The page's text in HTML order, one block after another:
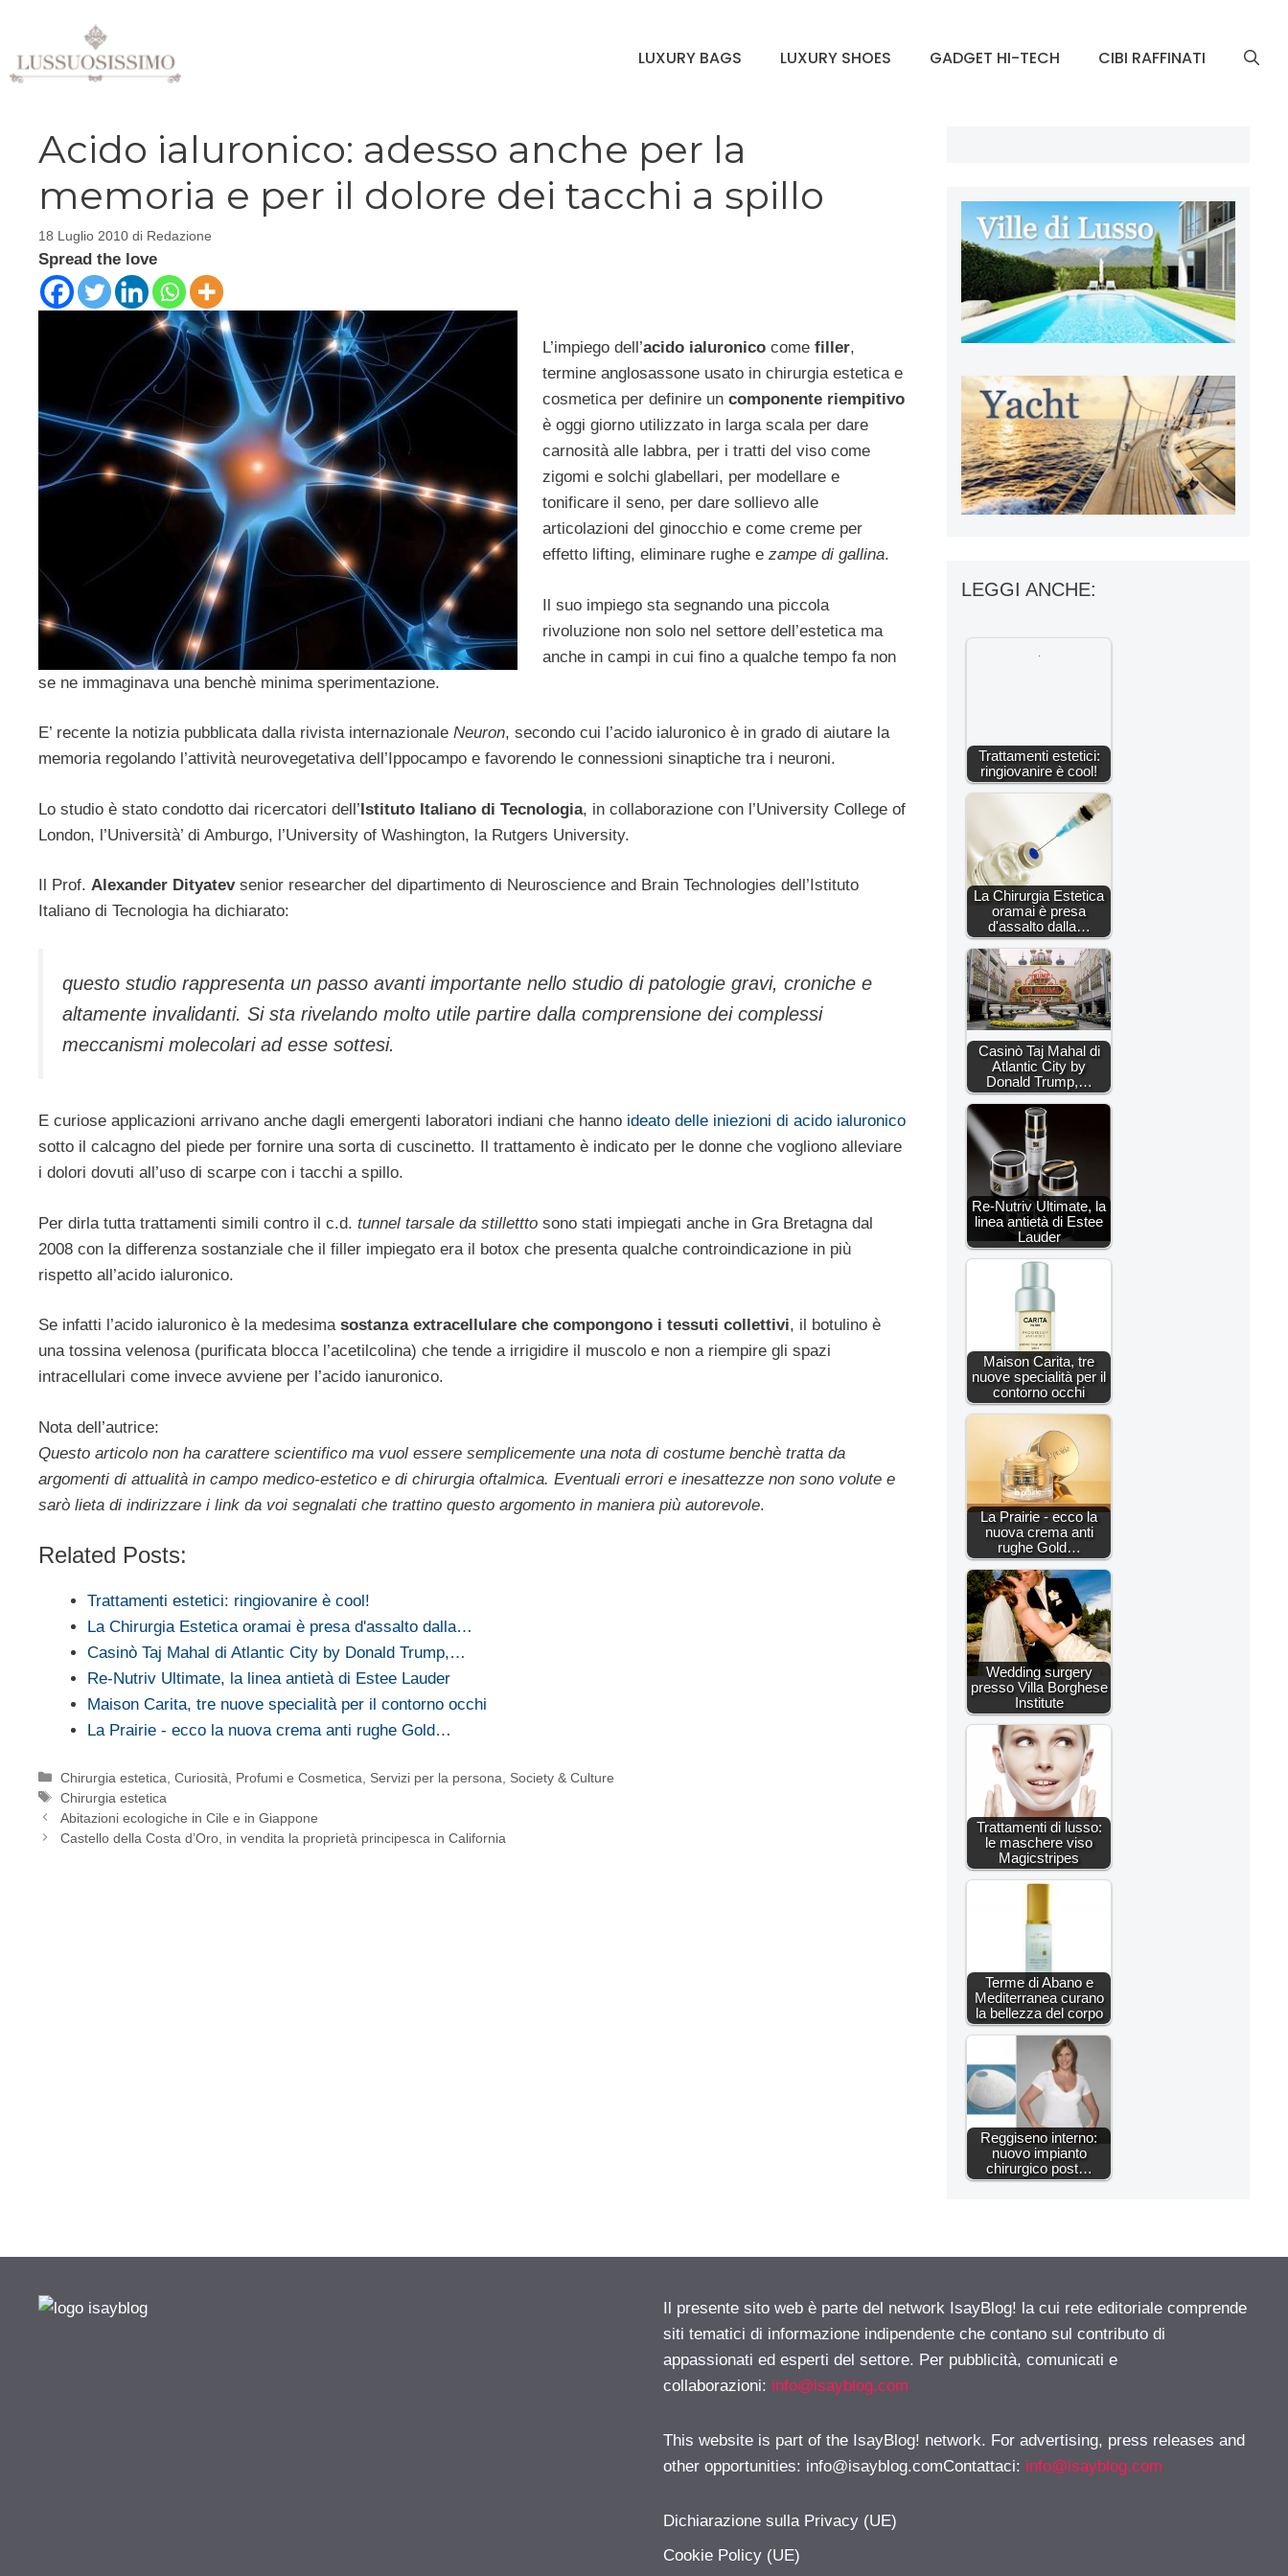
contenuto
LUXURY BAGS LUXURY SHOES GADGET HI-TECH CIBI RAFFINATI
Acido ialuronico: adesso anche per la
memoria e per il dolore dei tacchi a spillo
18 Luglio 2010 di Redazione
Spread the love
L’impiego dell’acido ialuronicocome filler,
termine anglosassone usato in chirurgia estetica e
cosmetica per definire un componente riempitivo
è oggi giorno utilizzato in larga scala per dare
carnosità alle labbra, per i tratti del viso come
zigomi e solchi glabellari, per modellare e
tonificare il seno, per dare sollievo alle
articolazioni del ginocchio e come creme per
effetto lifting, eliminare rughe e zampe di gallina.
Il suo impiego sta segnando una piccola
rivoluzione non solo nel settore dell’estetica ma
anche in campi in cui fino a qualche tempo fa non
se ne immaginava una benchè minima sperimentazione.
E’ recente la notizia pubblicata dalla rivista internazionale Neuron, secondo cui l’acido ialuronico è in grado di aiutare la
memoria regolando l’attività neurovegetativa dell’Ippocampo e favorendo le connessioni sinaptiche tra i neuroni.
Lo studio è stato condotto dai ricercatori dell’Istituto Italiano di Tecnologia, in collaborazione con l’University College of
London, l’Università’ di Amburgo, l’University of Washington, la Rutgers University.
Il Prof. Alexander Dityatevsenior researcher del dipartimento di Neuroscience and Brain Technologies dell’Istituto
Italiano di Tecnologia ha dichiarato:
questo studio rappresenta un passo avanti importante nello studio di patologie gravi, croniche e
altamente invalidanti. Si sta rivelando molto utile partire dalla comprensione dei complessi
meccanismi molecolari ad esse sottesi.
E curiose applicazioni arrivano anche dagli emergenti laboratori indiani che hanno ideato delle iniezioni di acido ialuronico
sotto il calcagno del piede per fornire una sorta di cuscinetto. Il trattamento è indicato per le donne che vogliono alleviare
i dolori dovuti all’uso di scarpe con i tacchi a spillo.
Per dirla tutta trattamenti simili contro il c.d. tunnel tarsale da stillettto sono stati impiegati anche in Gra Bretagna dal
2008 con la differenza sostanziale che il filler impiegato era il botox che presenta qualche controindicazione in più
rispetto all’acido ialuronico.
Se infatti l’acido ialuronico è la medesima sostanza extracellulare che compongono i tessuti collettivi, il botulino è
una tossina velenosa (purificata blocca l’acetilcolina) che tende a irrigidire il muscolo e non a riempire gli spazi
intracellulari come invece avviene per l’acido ianuronico.
Nota dell’autrice:
Questo articolo non ha carattere scientifico ma vuol essere semplicemente una nota di costume benchè tratta da
argomenti di attualità in campo medico-estetico e di chirurgia oftalmica. Eventuali errori e inesattezze non sono volute e
sarò lieta di indirizzare i link da voi segnalati che trattino questo argomento in maniera più autorevole.
Related Posts:
Trattamenti estetici: ringiovanire è cool!
La Chirurgia Estetica oramai è presa d'assalto dalla…
Casinò Taj Mahal di Atlantic City by Donald Trump,…
Re-Nutriv Ultimate, la linea antietà di Estee Lauder
Maison Carita, tre nuove specialità per il contorno occhi
La Prairie - ecco la nuova crema anti rughe Gold…
Categorie
Chirurgia estetica ,Curiosità Profumi e Cosmetica Servizi per la persona
Society & Culture
Tag
Chirurgia estetica
Abitazioni ecologiche in Cile e in Giappone
Castello della Costa d’Oro, in vendita la proprietà principesca in California
LEGGI ANCHE:
Trattamenti estetici:
ringiovanire è cool!
La Chirurgia Estetica
oramai è presa
d'assalto dalla…
Casinò Taj Mahal di
Atlantic City by
Donald Trump,…
Re-Nutriv Ultimate, la
linea antietà di Estee
Lauder
Maison Carita, tre
nuove specialità per il
contorno occhi
La Prairie - ecco la
nuova crema anti
rughe Gold…
Wedding surgery
presso Villa Borghese
Institute
Trattamenti di lusso:
le maschere viso
Magicstripes
Terme di Abano e
Mediterranea curano
la bellezza del corpo
Reggiseno interno:
nuovo impianto
chirurgico post…
Il presente sito web è parte del network IsayBlog! la cui rete editoriale comprende
siti tematici di informazione indipendente che contano sul contributo di
appassionati ed esperti del settore. Per pubblicità, comunicati e
collaborazioni: info@isayblog.com
This website is part of the IsayBlog! network. For advertising, press releases and
other opportunities: info@isayblog.comContattaci: info@isayblog.com
Dichiarazione sulla Privacy (UE)
Cookie Policy (UE)